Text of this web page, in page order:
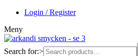
Login / Register
Meny
Search for:>